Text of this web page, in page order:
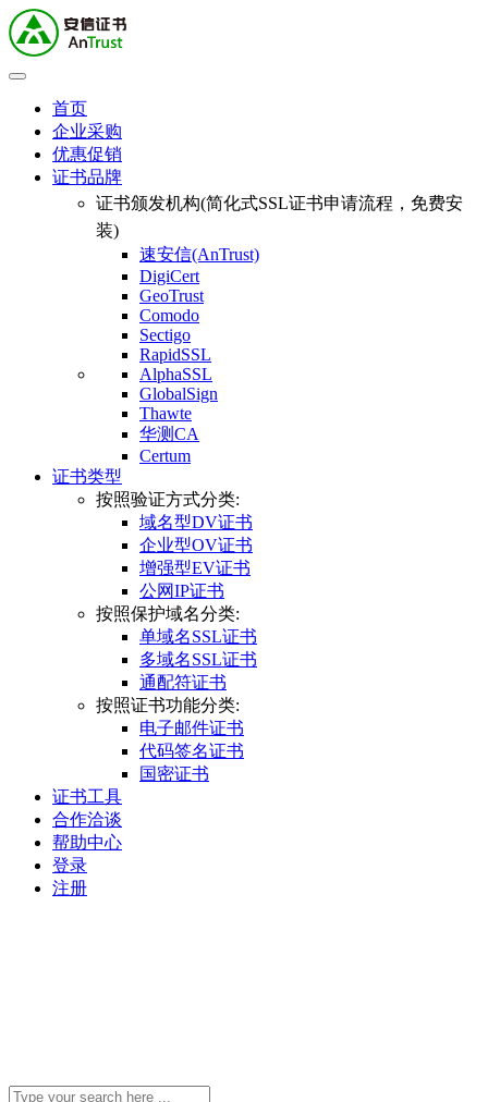
首页
企业采购
优惠促销
证书品牌
证书颁发机构(简化式SSL证书申请流程，免费安
装)
速安信(AnTrust)
DigiCert
GeoTrust
Comodo
Sectigo
RapidSSL
AlphaSSL
GlobalSign
Thawte
华测CA
Certum
证书类型
按照验证方式分类:
域名型DV证书
企业型OV证书
增强型EV证书
公网IP证书
按照保护域名分类:
单域名SSL证书
多域名SSL证书
通配符证书
按照证书功能分类:
电子邮件证书
代码签名证书
国密证书
证书工具
合作洽谈
帮助中心
登录
注册